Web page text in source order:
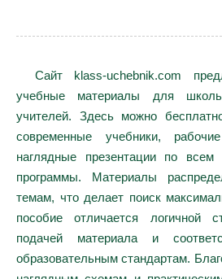
Сайт klass-uchebnik.com
учебные материалы для
учителей. Здесь можно
современные учебники,
наглядные презентации по
программы. Материалы
темам, что делает поиск
пособие отличается логичной
подачей материала и
образовательным стандартам.